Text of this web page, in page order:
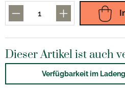
Dieser Artikel ist auch
Verfügbarkeit im